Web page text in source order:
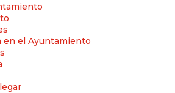
en el Ayuntamiento